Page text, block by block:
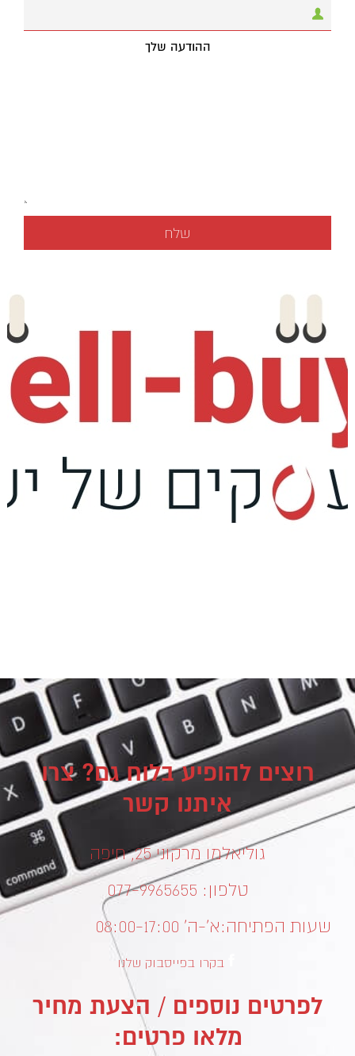
ההודעה שלך
רוצים להופיע בלוח גם? צרו
איתנו קשר
גוליאלמו מרקוני 25, חיפה
טלפון: 077-9965655
שעות הפתיחה:א’-ה’ 08:00-17:00
בקרו בפייסבוק שלנו
לפרטים נוספים / הצעת מחיר
מלאו פרטים: